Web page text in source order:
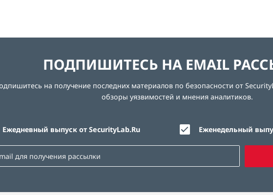
ПОДПИШИТЕСЬ НА EMAIL
на получение последних материалов по безопасности от
обзоры уязвимостей и мнения аналитиков.
Ежедневный выпуск от SecurityLab.Ru Еженедельный